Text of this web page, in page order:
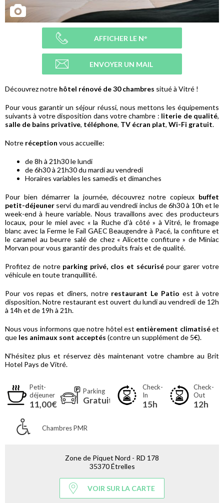
AFFICHER LE N°
ENVOYER UN MAIL
Découvrez notre hôtel rénové de 30 chambres situé à Vitré !
Pour vous garantir un séjour réussi, nous mettons les équipements
suivants à votre disposition dans votre chambre : literie de qualité,
salle de bains privative, téléphone, TV écran plat, Wi-Fi gratuit.
Notre réception vous accueille:
de 8h à 21h30 le lundi
de 6h30 à 21h30 du mardi au vendredi
Horaires variables les samedis et dimanches
Pour bien démarrer la journée, découvrez notre copieux buffet
petit-déjeuner servi du mardi au vendredi inclus de 6h30 à 10h et le
week-end à heure variable. Nous travaillons avec des producteurs
locaux, pour le miel avec « la Ruche d’à côté » à Vitré, le fromage
blanc avec la Ferme le Fail GAEC Beaugendre à Pacé, la confiture et
le caramel au beurre salé de chez « Alicette confiture » de Miniac
Morvan pour vous garantir des produits frais et de qualité.
Profitez de notre parking privé, clos et sécurisépour garer votre
véhicule en toute tranquillité.
Pour vos repas et dîners, notre restaurant Le Patio est à votre
disposition. Notre restaurant est ouvert du lundi au vendredi de 12h
à 14h et de 19h à 21h.
Nous vous informons que notre hôtel est entièrement climatiséet
que les animaux sont acceptés (contre un supplément de 5€).
N'hésitez plus et réservez dès maintenant votre chambre au Brit
Hotel Pays de Vitré.
Petit-
déjeuner
11,00€
Parking
Gratuit
Check-
In
15h
Check-
Out
12h
Chambres PMR
Zone de Piquet Nord - RD 178
35370 Étrelles
VOIR SUR LA CARTE